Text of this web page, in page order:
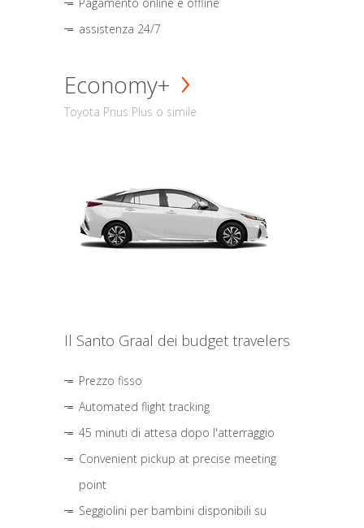
assistenza 24/7
Economy+
Toyota Prius Plus o simile
Il Santo Graal dei budget travelers
Prezzo fisso
Automated flight tracking
45 minuti di attesa dopo l'atterraggio
Convenient pickup at precise meeting
point
Seggiolini per bambini disponibili su